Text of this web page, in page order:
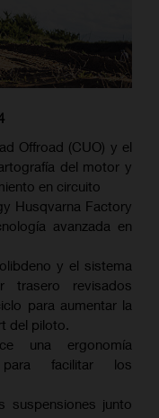
Offroad (CUO) y el
del motor y
en circuito
Husqvarna Factory
avanzada en
y el sistema
trasero revisados
para aumentar la
del piloto.
una ergonomía
para facilitar los
suspensiones junto